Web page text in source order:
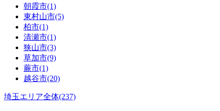
朝霞市(1)
東村山市(5)
柏市(1)
清瀬市(1)
狭山市(3)
草加市(9)
蕨市(1)
越谷市(20)
埼玉エリア全体(237)